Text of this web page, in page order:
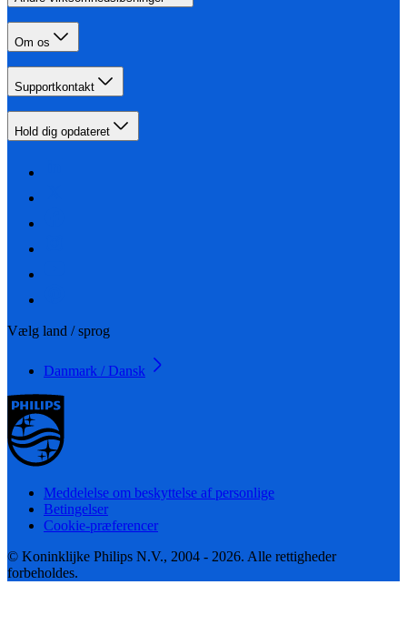
Om os
Supportkontakt
Hold dig opdateret
Vælg land / sprog
Danmark / Dansk
Meddelelse om beskyttelse af personlige
Betingelser
Cookie-præferencer
© Koninklijke Philips N.V., 2004 - 2026. Alle rettigheder
forbeholdes.